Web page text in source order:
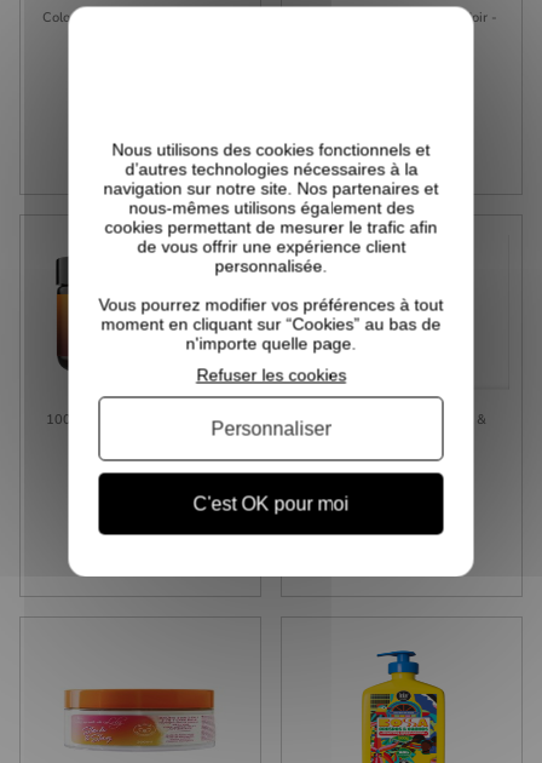
Coloration VEGAN Temporaire -
VICTIME DE SON SUCCÈS
Huile De Batana Et Ricin Noir -
VICTIME DE SON SUCCÈS
100% Huile De Batana Pure Et
Prix
12,90 €
Gommage Corporel Éclat &
Prix
42,00 €
Nous utilisons des cookies fonctionnels et
d’autres technologies nécessaires à la
navigation sur notre site. Nos partenaires et
nous-mêmes utilisons également des
cookies permettant de mesurer le trafic afin
de vous offrir une expérience client
personnalisée.
Vous pourrez modifier vos préférences à tout
moment en cliquant sur “Cookies” au bas de
n'importe quelle page.
C'est OK pour moi
Refuser les cookies
Personnaliser